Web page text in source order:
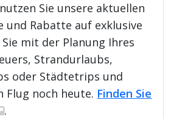
Sie unsere aktuellen
und Rabatte auf exklusive
mit der Planung Ihres
Strandurlaubs,
oder Städtetrips und
Flug noch heute. Finden Sie
.